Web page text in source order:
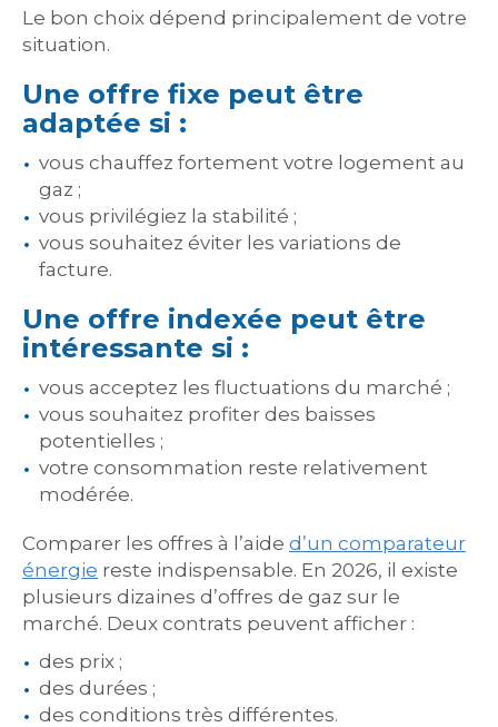
Le bon choix dépend principalement de votre
situation.
Une offre fixe peut être
adaptée si :
vous chauffez fortement votre logement au
gaz ;
vous privilégiez la stabilité ;
vous souhaitez éviter les variations de
facture.
Une offre indexée peut être
intéressante si :
vous acceptez les fluctuations du marché ;
vous souhaitez profiter des baisses
potentielles ;
votre consommation reste relativement
modérée.
Comparer les offres à l’aide d’un comparateur
énergie reste indispensable. En 2026, il existe
plusieurs dizaines d’offres de gaz sur le
marché. Deux contrats peuvent afficher :
des prix ;
des durées ;
des conditions très différentes.